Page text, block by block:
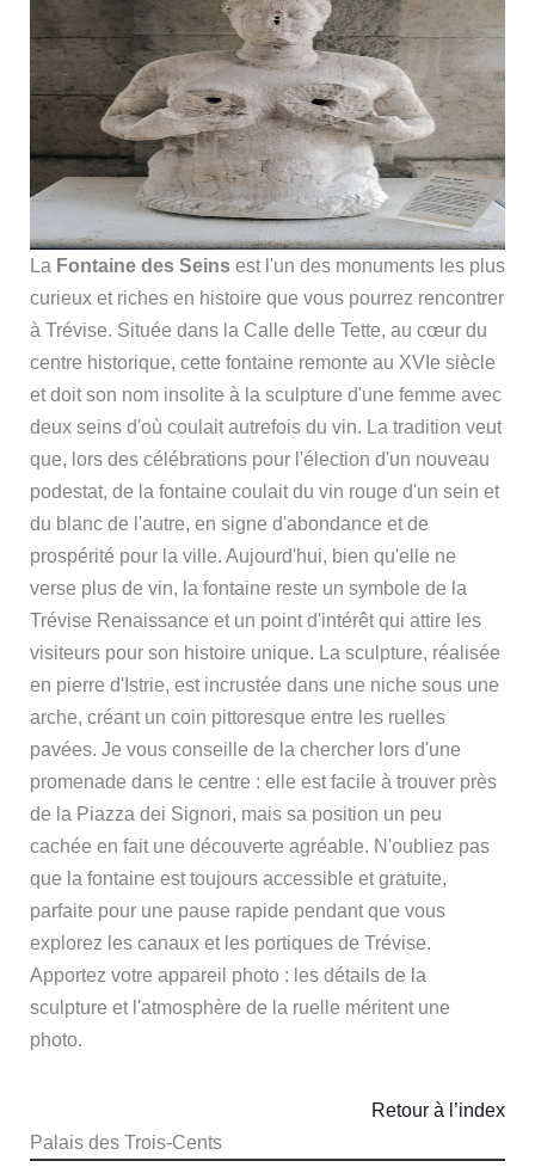
La Fontaine des Seinsest l'un des monuments les plus
curieux et riches en histoire que vous pourrez rencontrer
à Trévise. Située dans la Calle delle Tette, au cœur du
centre historique, cette fontaine remonte au XVIe siècle
et doit son nom insolite à la sculpture d'une femme avec
deux seins d'où coulait autrefois du vin. La tradition veut
que, lors des célébrations pour l'élection d'un nouveau
podestat, de la fontaine coulait du vin rouge d'un sein et
du blanc de l'autre, en signe d'abondance et de
prospérité pour la ville. Aujourd'hui, bien qu'elle ne
verse plus de vin, la fontaine reste un symbole de la
Trévise Renaissance et un point d'intérêt qui attire les
visiteurs pour son histoire unique. La sculpture, réalisée
en pierre d'Istrie, est incrustée dans une niche sous une
arche, créant un coin pittoresque entre les ruelles
pavées. Je vous conseille de la chercher lors d'une
promenade dans le centre : elle est facile à trouver près
de la Piazza dei Signori, mais sa position un peu
cachée en fait une découverte agréable. N'oubliez pas
que la fontaine est toujours accessible et gratuite,
parfaite pour une pause rapide pendant que vous
explorez les canaux et les portiques de Trévise.
Apportez votre appareil photo : les détails de la
sculpture et l'atmosphère de la ruelle méritent une
photo.
Palais des Trois-Cents
Retour à l’index